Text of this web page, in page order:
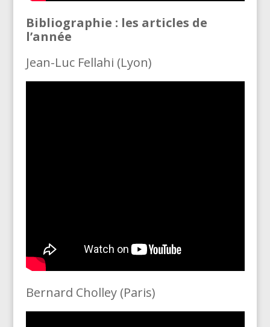
Bibliographie : les articles de
l’année
Jean-Luc Fellahi (Lyon)
Bernard Cholley (Paris)